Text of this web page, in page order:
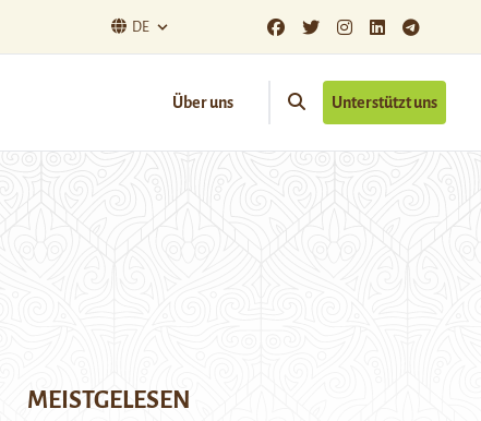
DE
Über uns Unterstützt uns
MEISTGELESEN